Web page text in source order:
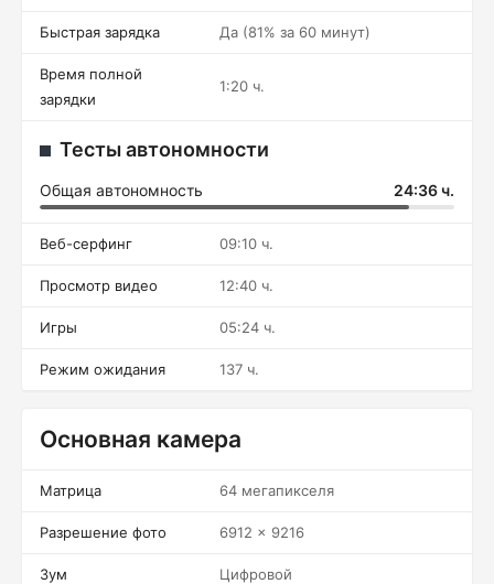
Быстрая зарядка Да (81% за 60 минут)
Время полной
зарядки
1:20 ч.
Тесты автономности
Общая автономность 24:36 ч.
Веб-серфинг 09:10 ч.
Просмотр видео 12:40 ч.
Игры 05:24 ч.
Режим ожидания 137 ч.
Основная камера
Матрица 64 мегапикселя
Разрешение фото 6912 x 9216
Зум Цифровой